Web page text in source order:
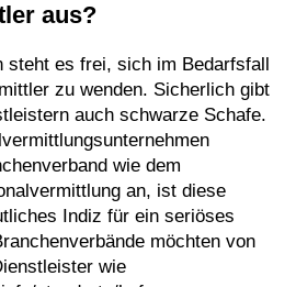
aus?
steht es frei, sich im Bedarfsfall
zu wenden. Sicherlich gibt
auch schwarze Schafe.
wie dem
an, ist diese
Indiz für ein seriöses
möchten von
wie